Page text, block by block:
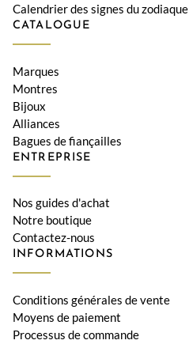
Calendrier des signes du zodiaque
CATALOGUE
Marques
Montres
Bijoux
Alliances
Bagues de fiançailles
ENTREPRISE
Nos guides d'achat
Notre boutique
Contactez-nous
INFORMATIONS
Conditions générales de vente
Moyens de paiement
Processus de commande